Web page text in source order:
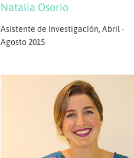
Natalia Osorio
Asistente de Investigación, Abril -
Agosto 2015